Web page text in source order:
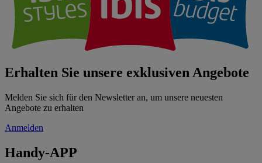
Erhalten Sie unsere exklusiven Angebote
Melden Sie sich für den Newsletter an, um unsere neuesten
Angebote zu erhalten
Anmelden
Handy-APP